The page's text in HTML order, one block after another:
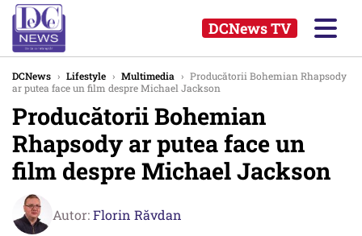
DCNews TV
DCNews › Lifestyle › Multimedia › Producătorii Bohemian Rhapsody
ar putea face un film despre Michael Jackson
Producătorii Bohemian
Rhapsody ar putea face un
film despre Michael Jackson
Autor:Florin Răvdan